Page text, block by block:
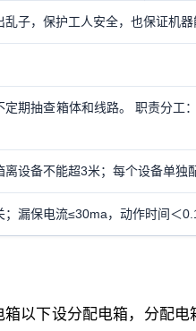
子，保护工人安全，也保证机器
期抽查箱体和线路。 职责分工
设备不能超3米；每个设备单独
漏保电流≤30ma，动作时间＜
以下设分配电箱，分配